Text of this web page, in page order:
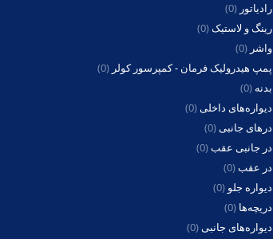
رادیاتور (0)
رینگ و لاستیک(0)
واشر (0)
پمپ هیدرولیک فرمان - کمپرسور کولر (0)
بدنه (0)
دیواره‌های داخلی(0)
درهای جانبی(0)
در جانبی عقب(0)
در عقب(0)
دیواره جلو (0)
دریچه‌ها (0)
دیواره‌های جانبی(0)